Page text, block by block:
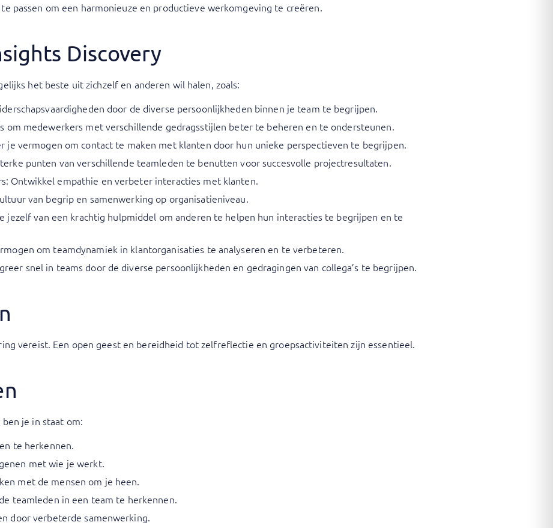
passen om een harmonieuze en productieve werkomgeving te creëren.
Discovery
het beste uit zichzelf en anderen wil halen, zoals:
door de diverse persoonlijkheden binnen je team te begrijpen.
om medewerkers met verschillende gedragsstijlen beter te beheren en te ondersteunen.
je vermogen om contact te maken met klanten door hun unieke perspectieven te begrijpen.
punten van verschillende teamleden te benutten voor succesvolle projectresultaten.
Ontwikkel empathie en verbeter interacties met klanten.
van begrip en samenwerking op organisatieniveau.
jezelf van een krachtig hulpmiddel om anderen te helpen hun interacties te begrijpen en te
om teamdynamiek in klantorganisaties te analyseren en te verbeteren.
snel in teams door de diverse persoonlijkheden en gedragingen van collega’s te begrijpen.
vereist. Een open geest en bereidheid tot zelfreflectie en groepsactiviteiten zijn essentieel.
je in staat om:
te herkennen.
met wie je werkt.
met de mensen om je heen.
teamleden in een team te herkennen.
door verbeterde samenwerking.